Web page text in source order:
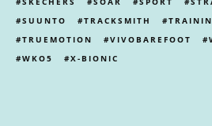
SUUNTO
TRACKSMITH
TRUEMOTION
VIVOBAREFOOT
WKO5
X-BIONIC